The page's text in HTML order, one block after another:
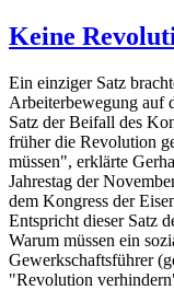
Keine
Ein einziger Satz
Arbeiterbewegung auf
Satz der Beifall des
früher die Revolution
müssen", erklärte
Jahrestag der
dem Kongress der
Entspricht dieser Satz
Warum müssen ein
Gewerkschaftsführer
"Revolution